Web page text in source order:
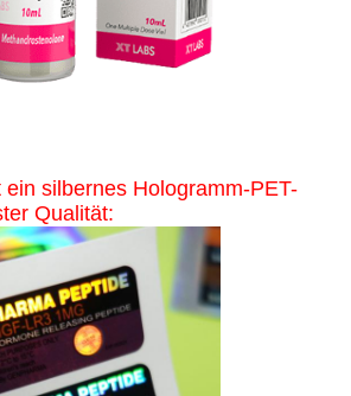
silbernes Hologramm-PET-
Qualität: